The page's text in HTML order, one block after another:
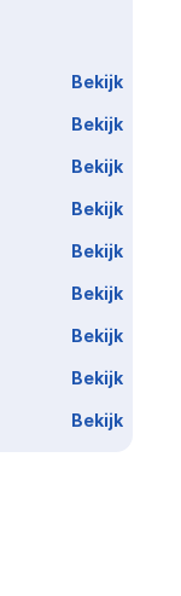
Bekijk
Bekijk
Bekijk
Bekijk
Bekijk
Bekijk
Bekijk
Bekijk
Bekijk